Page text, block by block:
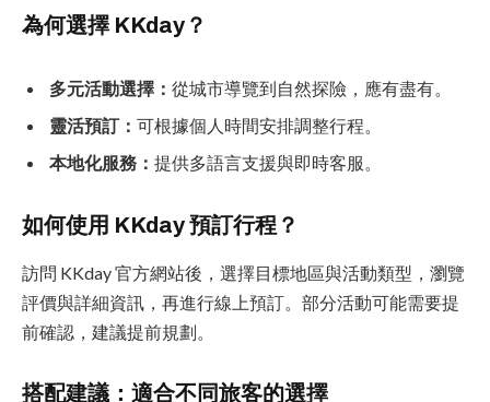
為何選擇 KKday？
多元活動選擇： 從城市導覽到自然探險，應有盡有。
靈活預訂： 可根據個人時間安排調整行程。
本地化服務： 提供多語言支援與即時客服。
如何使用 KKday 預訂行程？
訪問 KKday 官方網站後，選擇目標地區與活動類型，瀏覽
評價與詳細資訊，再進行線上預訂。部分活動可能需要提
前確認，建議提前規劃。
搭配建議：適合不同旅客的選擇